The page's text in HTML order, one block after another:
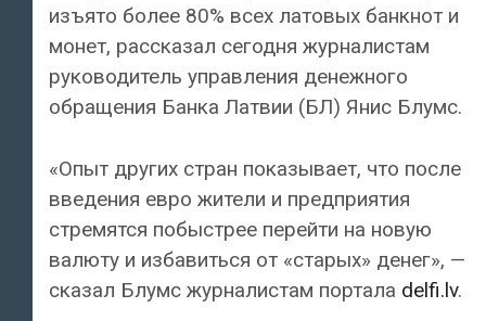
изъято более 80% всех латовых банкнот и
монет, рассказал сегодня журналистам
руководитель управления денежного
обращения Банка Латвии (БЛ) Янис Блумс.
«Опыт других стран показывает, что после
введения евро жители и предприятия
стремятся побыстрее перейти на новую
валюту и избавиться от «старых» денег», —
сказал Блумс журналистам портала delfi.lv.